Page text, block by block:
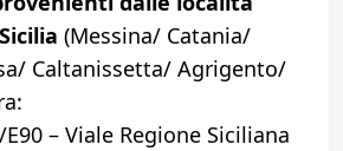
(Messina/ Catania/
Caltanissetta/ Agrigento/
– Viale Regione Siciliana